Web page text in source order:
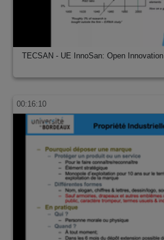
TECSAN - UE InnoSan: Open Innovation
00:16:10